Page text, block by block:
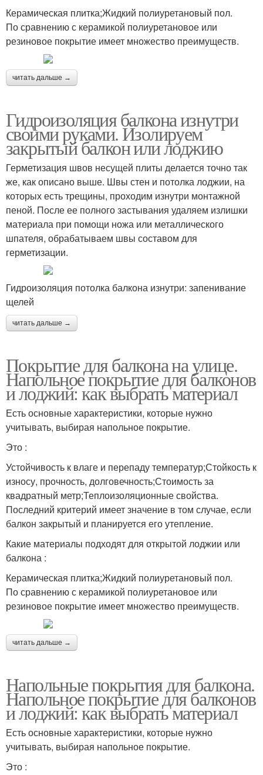
Керамическая плитка;Жидкий полиуретановый пол.
По сравнению с керамикой полиуретановое или
резиновое покрытие имеет множество преимуществ.
читать дальше →
Гидроизоляция балкона изнутри
своими руками. Изолируем
закрытый балкон или лоджию
Герметизация швов несущей плиты делается точно так
же, как описано выше. Швы стен и потолка лоджии, на
которых есть трещины, проходим изнутри монтажной
пеной. После ее полного застывания удаляем излишки
материала при помощи ножа или металлического
шпателя, обрабатываем швы составом для
герметизации.
Гидроизоляция потолка балкона изнутри: запенивание
щелей
читать дальше →
Покрытие для балкона на улице.
Напольное покрытие для балконов
и лоджий: как выбрать материал
Есть основные характеристики, которые нужно
учитывать, выбирая напольное покрытие.
Это :
Устойчивость к влаге и перепаду температур;Стойкость к
износу, прочность, долговечность;Стоимость за
квадратный метр;Теплоизоляционные свойства.
Последний критерий имеет значение в том случае, если
балкон закрытый и планируется его утепление.
Какие материалы подходят для открытой лоджии или
балкона :
Керамическая плитка;Жидкий полиуретановый пол.
По сравнению с керамикой полиуретановое или
резиновое покрытие имеет множество преимуществ.
читать дальше →
Напольные покрытия для балкона.
Напольное покрытие для балконов
и лоджий: как выбрать материал
Есть основные характеристики, которые нужно
учитывать, выбирая напольное покрытие.
Это :